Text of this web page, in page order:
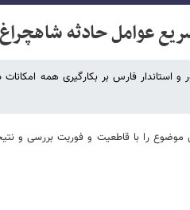
عوامل حادثه
فارس بر بکارگیری همه
موضوع را با قاطعیت و فوریت بررسی